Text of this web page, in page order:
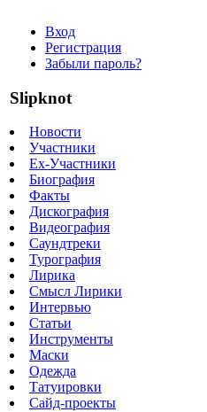
Вход
Регистрация
Забыли пароль?
Slipknot
Новости
Участники
Ex-Участники
Биография
Факты
Дискография
Видеография
Саундтреки
Турография
Лирика
Смысл Лирики
Интервью
Статьи
Инструменты
Маски
Одежда
Татуировки
Сайд-проекты